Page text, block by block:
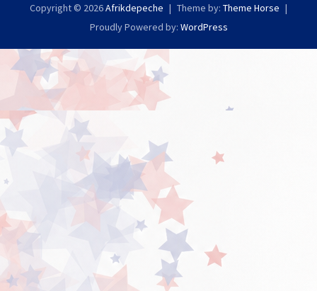
Copyright © 2026Afrikdepeche Theme by: Theme Horse
Proudly Powered by: WordPress